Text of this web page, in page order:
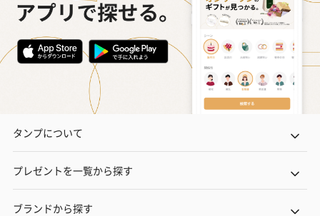
タンプについて
プレゼントを一覧から探す
ブランドから探す